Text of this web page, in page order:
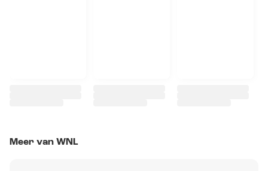
Meer van WNL